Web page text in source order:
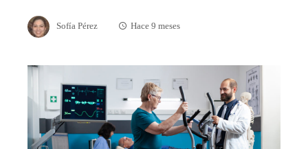
Sofía Pérez Hace 9 meses